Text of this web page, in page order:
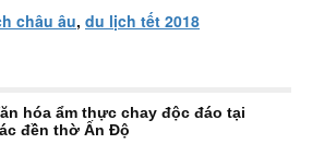
châu âu, du lịch tết 2018
hóa ẩm thực chay độc đáo tại
đền thờ Ấn Độ